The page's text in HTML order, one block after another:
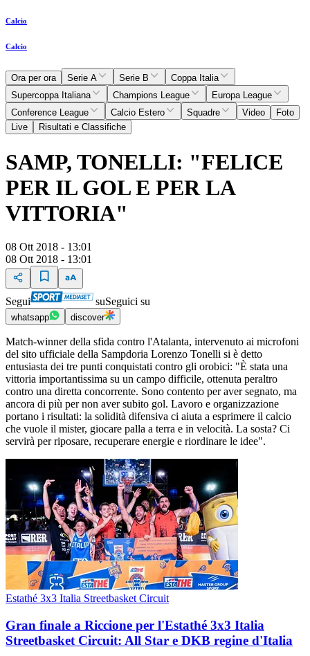
Calcio
Calcio
Ora per ora Serie A Serie B
Coppa Italia
Supercoppa Italiana
Champions League
Europa League
Conference League
Calcio Estero Squadre Video
Foto
Live
Risultati e Classifiche
SAMP, TONELLI: "FELICE
PER IL GOL E PER LA
VITTORIA"
08 Ott 2018 - 13:01
08 Ott 2018 - 13:01
Segui suSeguici su
whatsapp discover
Match-winner della sfida contro l'Atalanta, intervenuto ai microfoni
del sito ufficiale della Sampdoria Lorenzo Tonelli si è detto
entusiasta dei tre punti conquistati contro gli orobici: "È stata una
vittoria importantissima su un campo difficile, ottenuta peraltro
contro una diretta concorrente. Sono contento per aver segnato, ma
ancora di più per non aver subito gol. Lavoro e organizzazione
portano i risultati: la solidità difensiva ci aiuta a esprimere il calcio
che vuole il mister, giocare palla a terra e in velocità. La sosta? Ci
servirà per riposare, recuperare energie e riordinare le idee".
Estathé 3x3 Italia Streetbasket Circuit
Gran finale a Riccione per l'Estathé 3x3 Italia
Streetbasket Circuit: All Star e DKB regine d'Italia